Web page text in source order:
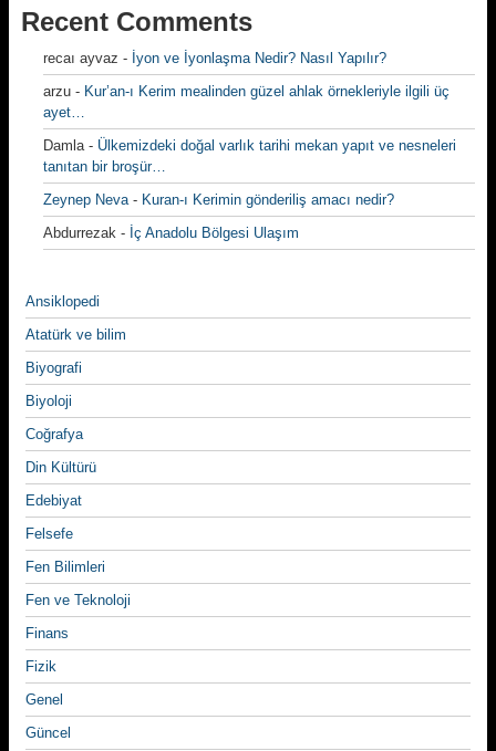
Recent Comments
recaı ayvaz - İyon ve İyonlaşma Nedir? Nasıl Yapılır?
arzu - Kur’an-ı Kerim mealinden güzel ahlak örnekleriyle ilgili üç
ayet…
Damla- Ülkemizdeki doğal varlık tarihi mekan yapıt ve nesneleri
tanıtan bir broşür…
Zeynep Neva- Kuran-ı Kerimin gönderiliş amacı nedir?
Abdurrezak - İç Anadolu Bölgesi Ulaşım
Ansiklopedi
Atatürk ve bilim
Biyografi
Biyoloji
Coğrafya
Din Kültürü
Edebiyat
Felsefe
Fen Bilimleri
Fen ve Teknoloji
Finans
Fizik
Genel
Güncel